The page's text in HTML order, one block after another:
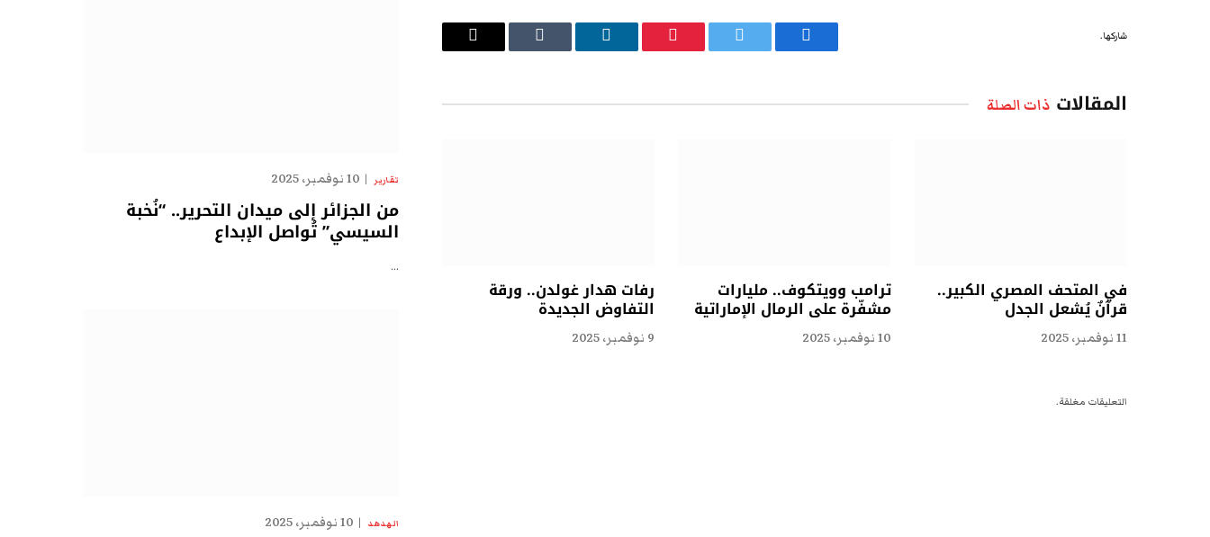
شاركها.
فيسبوك تويتر بينتيريست لينكدإن Tumblr
البريد
المقالات ذات الصلة
في المتحف المصري الكبير..
قرآنٌ يُشعل الجدل
11 نوفمبر، 2025
ترامب وويتكوف.. مليارات
مشفّرة على الرمال الإماراتية
10 نوفمبر، 2025
رفات هدار غولدن.. ورقة
التفاوض الجديدة
9 نوفمبر، 2025
التعليقات مغلقة.
تقارير 10 نوفمبر، 2025
من الجزائر إلى ميدان التحرير.. “نُخبة
السيسي” تُواصل الإبداع
…
الهدهد 10 نوفمبر، 2025